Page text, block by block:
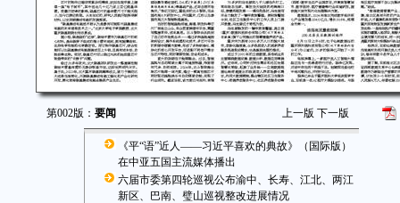
第002版： 要闻 上一版 下一版
《平“语”近人——习近平喜欢的典故》（国际版）
在中亚五国主流媒体播出
六届市委第四轮巡视公布渝中、长寿、江北、两江
新区、巴南、璧山巡视整改进展情况